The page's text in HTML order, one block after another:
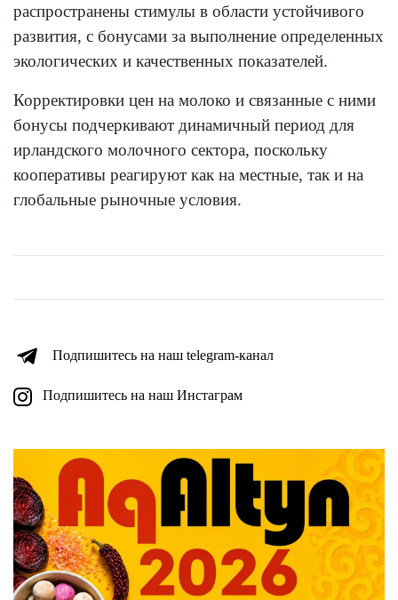
распространены стимулы в области устойчивого
развития, с бонусами за выполнение определенных
экологических и качественных показателей.
Корректировки цен на молоко и связанные с ними
бонусы подчеркивают динамичный период для
ирландского молочного сектора, поскольку
кооперативы реагируют как на местные, так и на
глобальные рыночные условия.
Подпишитесь на наш telegram-канал
Подпишитесь на наш Инстаграм